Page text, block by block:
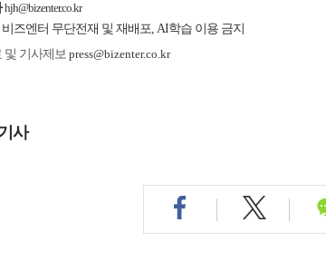
hjh@bizenter.co.kr
즈엔터 무단전재 및 재배포, AI학습 이용 금지
기사제보 press@bizenter.co.kr
사